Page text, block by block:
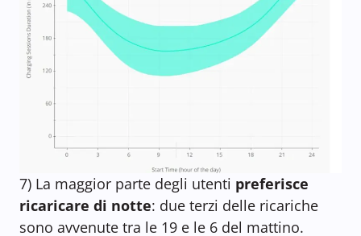
7) La maggior parte degli utenti preferisce
ricaricare di notte: due terzi delle ricariche
sono avvenute tra le 19 e le 6 del mattino.